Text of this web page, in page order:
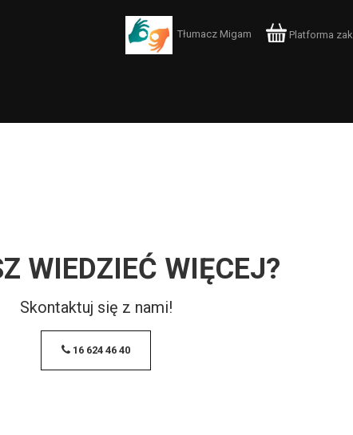
Tłumacz Migam Platforma
WIEDZIEĆ WIĘCEJ?
Skontaktuj się z nami!
16 624 46 40